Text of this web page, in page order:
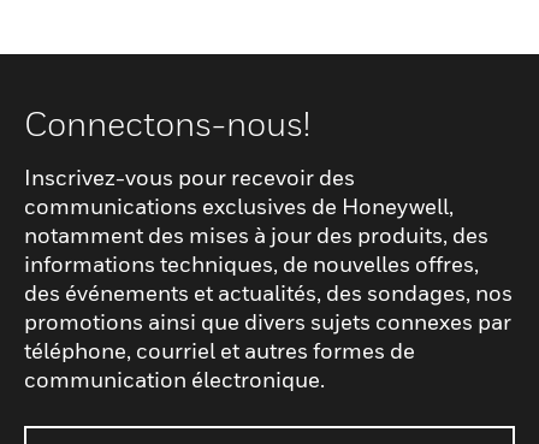
Connectons-nous!
Inscrivez-vous pour recevoir des
communications exclusives de Honeywell,
notamment des mises à jour des produits, des
informations techniques, de nouvelles offres,
des événements et actualités, des sondages, nos
promotions ainsi que divers sujets connexes par
téléphone, courriel et autres formes de
communication électronique.